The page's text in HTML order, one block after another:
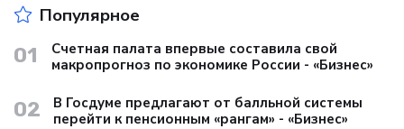
Популярное
01
Счетная палата впервые составила свой
макропрогноз по экономике России - «Бизнес»
02
В Госдуме предлагают от балльной системы
перейти к пенсионным «рангам» - «Бизнес»